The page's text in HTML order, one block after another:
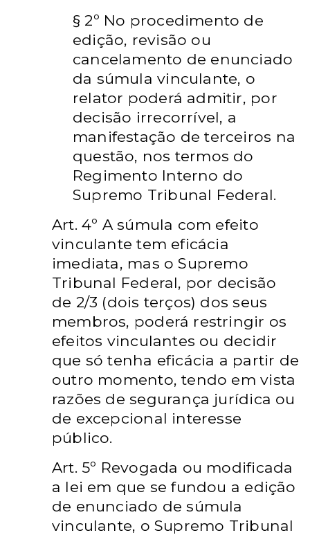
§ 2º No procedimento de
edição, revisão ou
cancelamento de enunciado
da súmula vinculante, o
relator poderá admitir, por
decisão irrecorrível, a
manifestação de terceiros na
questão, nos termos do
Regimento Interno do
Supremo Tribunal Federal.
Art. 4º A súmula com efeito
vinculante tem eficácia
imediata, mas o Supremo
Tribunal Federal, por decisão
de 2/3 (dois terços) dos seus
membros, poderá restringir os
efeitos vinculantes ou decidir
que só tenha eficácia a partir de
outro momento, tendo em vista
razões de segurança jurídica ou
de excepcional interesse
público.
Art. 5º Revogada ou modificada
a lei em que se fundou a edição
de enunciado de súmula
vinculante, o Supremo Tribunal